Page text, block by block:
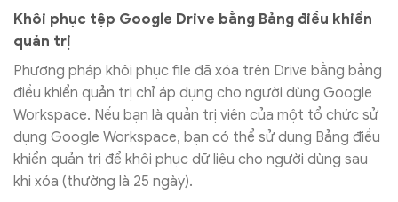
Khôi phục tệp Google Drive bằng Bảng điều khiển
quản trị
Phương pháp khôi phục file đã xóa trên Drive bằng bảng
điều khiển quản trị chỉ áp dụng cho người dùng Google
Workspace. Nếu bạn là quản trị viên của một tổ chức sử
dụng Google Workspace, bạn có thể sử dụng Bảng điều
khiển quản trị để khôi phục dữ liệu cho người dùng sau
khi xóa (thường là 25 ngày).